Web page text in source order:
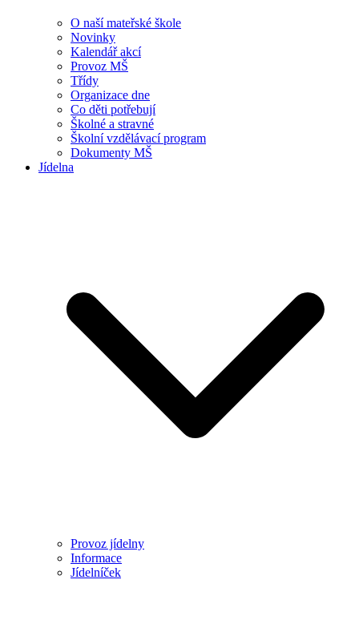
O naší mateřské škole
Novinky
Kalendář akcí
Provoz MŠ
Třídy
Organizace dne
Co děti potřebují
Školné a stravné
Školní vzdělávací program
Dokumenty MŠ
Jídelna
Provoz jídelny
Informace
Jídelníček